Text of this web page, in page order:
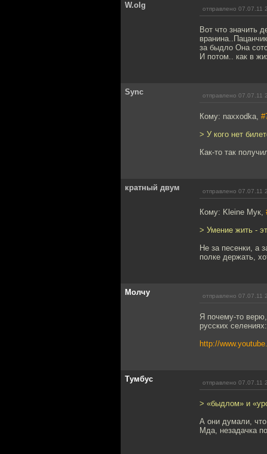
W.olg отправлено 07.07.11
Вот что значить
за быдло Она
И потом.. как в
Sync отправлено 07.07.11
Кому: naxxodka,
> У кого нет
Как-то так
кратный двум отправлено 07.07.11
Кому: Kleine Мук,
> Умение жить -
Не за песенки, а
полке держать,
Молчу отправлено 07.07.11
Я почему-то
русских селениях:
http://
Тумбус отправлено 07.07.11
> «быдлом» и
А они думали,
Мда, незадачка